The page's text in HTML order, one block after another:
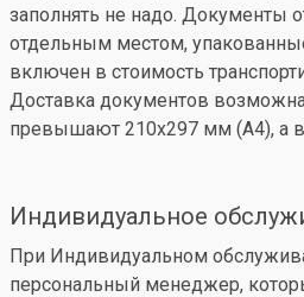
заполнять не надо. Документы
отдельным местом,
включен в стоимость
Доставка документов
превышают 210x297 мм (А4), а
Индивидуальное
При Индивидуальном
персональный менеджер,